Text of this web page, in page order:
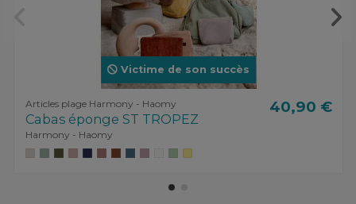
Victime de son succès
Articles plage Harmony - Haomy
Cabas éponge ST TROPEZ
Harmony - Haomy
40,90 €